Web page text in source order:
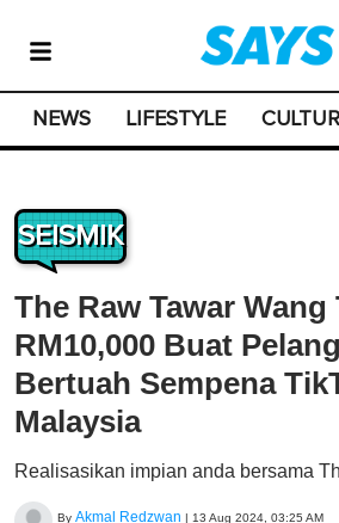
NEWS LIFESTYLE
SEISMIK
The Raw Tawar Wang
RM10,000 Buat
Bertuah Sempena
Malaysia
Realisasikan impian anda bersama
By Akmal Redzwan | 13 Aug 2024, 03:25 AM